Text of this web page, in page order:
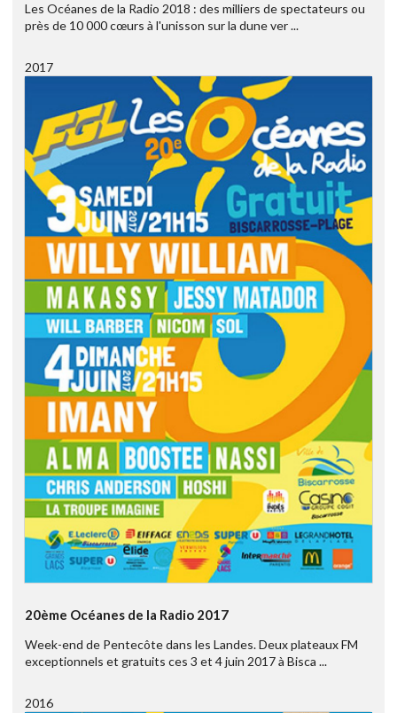
Les Océanes de la Radio 2018 : des milliers de spectateurs ou
près de 10 000 cœurs à l'unisson sur la dune ver ...
2017
20ème Océanes de la Radio 2017
Week-end de Pentecôte dans les Landes. Deux plateaux FM
exceptionnels et gratuits ces 3 et 4 juin 2017 à Bisca ...
2016